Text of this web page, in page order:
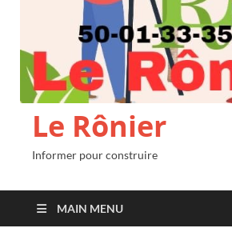
Le Rônier
Informer pour construire
MAIN MENU